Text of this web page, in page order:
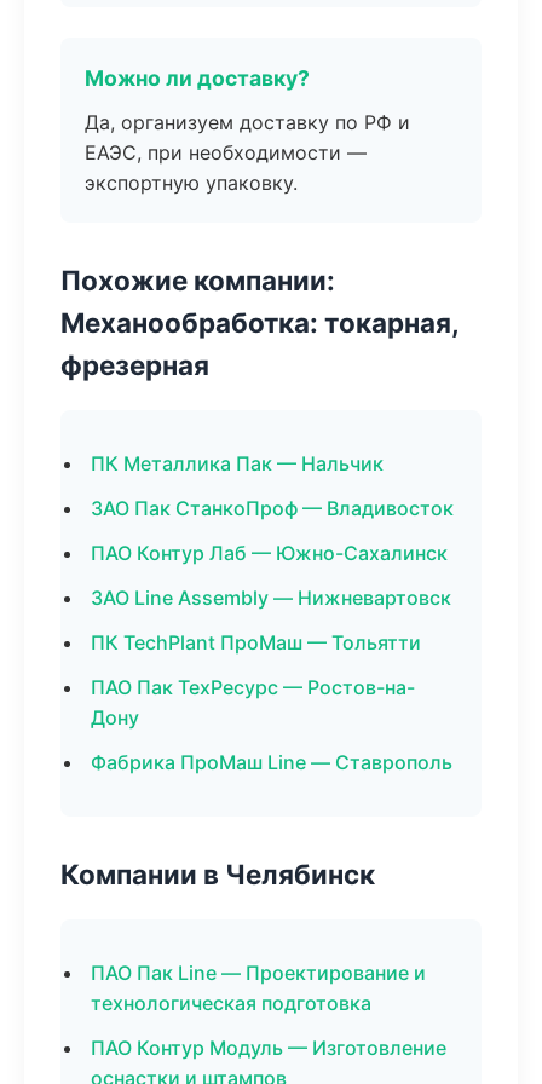
Можно ли доставку?
Да, организуем доставку по РФ и
ЕАЭС, при необходимости —
экспортную упаковку.
Похожие компании:
Механообработка: токарная,
фрезерная
ПК Металлика Пак — Нальчик
ЗАО Пак СтанкоПроф — Владивосток
ПАО Контур Лаб — Южно-Сахалинск
ЗАО Line Assembly — Нижневартовск
ПК TechPlant ПроМаш — Тольятти
ПАО Пак ТехРесурс — Ростов-на-
Дону
Фабрика ПроМаш Line — Ставрополь
Компании в Челябинск
ПАО Пак Line — Проектирование и
технологическая подготовка
ПАО Контур Модуль — Изготовление
оснастки и штампов